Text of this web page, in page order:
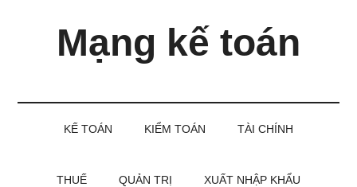
Mạng kế toán
KẾ TOÁN KIỂM TOÁN TÀI CHÍNH
THUẾ QUẢN TRỊ XUẤT NHẬP KHẨU